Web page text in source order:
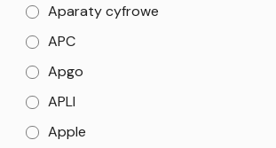
Aparaty cyfrowe
APC
Apgo
APLI
Apple